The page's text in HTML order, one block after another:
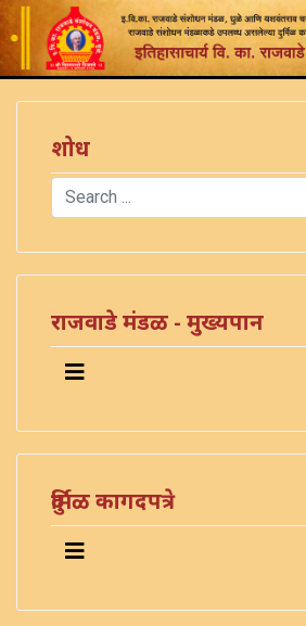
शोध
Search
राजवाडे मंडळ - मुख्यपान
दुर्मिळ कागदपत्रे